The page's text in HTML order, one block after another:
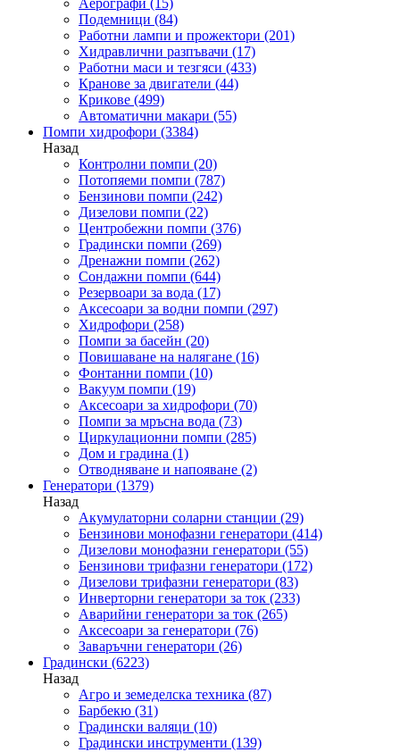
Аерографи (15)
Подемници (84)
Работни лампи и прожектори (201)
Хидравлични разпъвачи (17)
Работни маси и тезгяси (433)
Кранове за двигатели (44)
Крикове (499)
Автоматични макари (55)
Помпи хидрофори (3384)
Назад
Контролни помпи (20)
Потопяеми помпи (787)
Бензинови помпи (242)
Дизелови помпи (22)
Центробежни помпи (376)
Градински помпи (269)
Дренажни помпи (262)
Сондажни помпи (644)
Резервоари за вода (17)
Аксесоари за водни помпи (297)
Хидрофори (258)
Помпи за басейн (20)
Повишаване на налягане (16)
Фонтанни помпи (10)
Вакуум помпи (19)
Аксесоари за хидрофори (70)
Помпи за мръсна вода (73)
Циркулационни помпи (285)
Дом и градина (1)
Отводняване и напояване (2)
Генератори (1379)
Назад
Акумулаторни соларни станции (29)
Бензинови монофазни генератори (414)
Дизелови монофазни генератори (55)
Бензинови трифазни генератори (172)
Дизелови трифазни генератори (83)
Инверторни генератори за ток (233)
Аварийни генератори за ток (265)
Аксесоари за генератори (76)
Заваръчни генератори (26)
Градински (6223)
Назад
Агро и земеделска техника (87)
Барбекю (31)
Градински валяци (10)
Градински инструменти (139)